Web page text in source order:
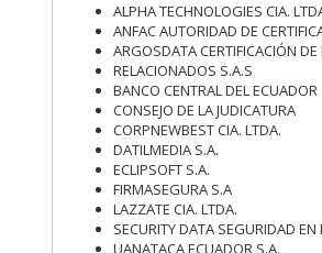
ALPHA TECHNOLOGIES CIA.
ANFAC AUTORIDAD DE
ARGOSDATA CERTIFICACIÓN
RELACIONADOS S.A.S
BANCO CENTRAL DEL ECUADOR
CONSEJO DE LA JUDICATURA
CORPNEWBEST CIA. LTDA.
DATILMEDIA S.A.
ECLIPSOFT S.A.
FIRMASEGURA S.A
LAZZATE CIA. LTDA.
SECURITY DATA SEGURIDAD
UANATACA ECUADOR S.A.